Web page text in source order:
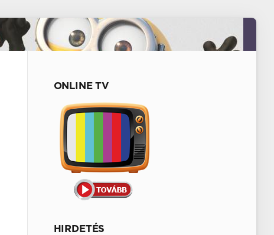
ONLINE TV
HIRDETÉS